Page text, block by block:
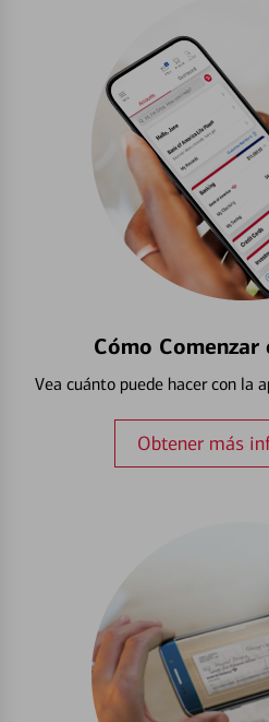
Cómo
Vea cuánto puede hacer con la
Obtener más